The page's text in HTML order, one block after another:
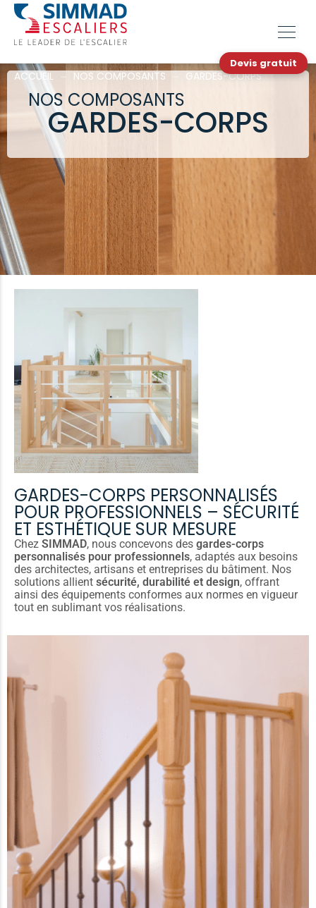
ACCUEIL NOS COMPOSANTS GARDES-CORPS
NOS COMPOSANTS
GARDES-CORPS
GARDES-CORPS PERSONNALISÉS
POUR PROFESSIONNELS – SÉCURITÉ
ET ESTHÉTIQUE SUR MESURE
Chez SIMMAD, nous concevons des gardes-corps
personnalisés pour professionnels, adaptés aux besoins
des architectes, artisans et entreprises du bâtiment. Nos
solutions allient sécurité, durabilité et design, offrant
ainsi des équipements conformes aux normes en vigueur
tout en sublimant vos réalisations.
Devis gratuit